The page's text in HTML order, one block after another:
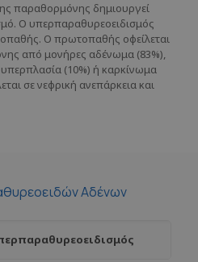
παραθορμόνης δημιουργεί
Ο υπερπαραθυρεοειδισμός
Ο πρωτοπαθής οφείλεται
από μονήρες αδένωμα (83%),
(10%) ή καρκίνωμα
σε νεφρική ανεπάρκεια και
Αδένων